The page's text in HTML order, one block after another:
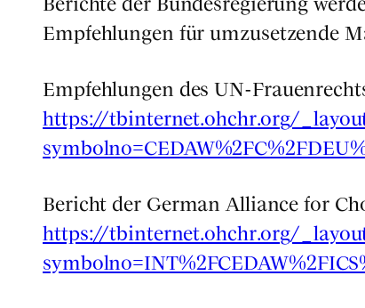
Berich­te der Bun­des­re­gie­rung
Emp­feh­lun­gen für umzu­set­zen­de
Emp­feh­lun­gen des UN-
https://tbinternet.ohchr.org/
Bericht der Ger­man Alli­ance for
https://tbinternet.ohchr.org/